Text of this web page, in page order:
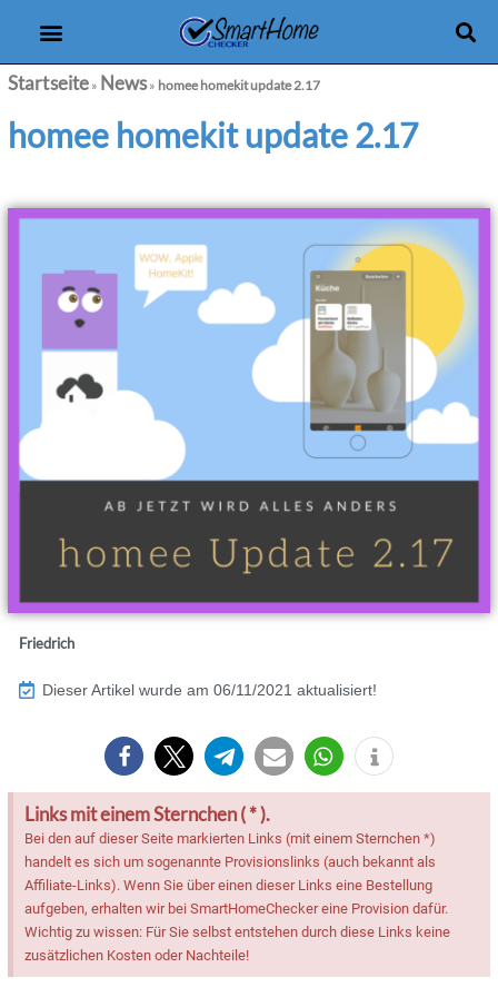
Startseite » News» homee homekit update 2.17
homee homekit update 2.17
Friedrich
Dieser Artikel wurde am 06/11/2021 aktualisiert!
Links mit einem Sternchen ( * ).
Bei den auf dieser Seite markierten Links (mit einem Sternchen *)
handelt es sich um sogenannte Provisionslinks (auch bekannt als
Affiliate-Links). Wenn Sie über einen dieser Links eine Bestellung
aufgeben, erhalten wir bei SmartHomeChecker eine Provision dafür.
Wichtig zu wissen: Für Sie selbst entstehen durch diese Links keine
zusätzlichen Kosten oder Nachteile!